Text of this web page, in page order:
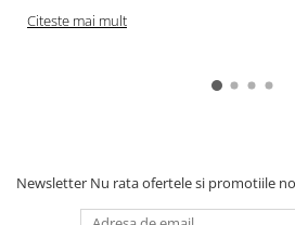
Citeste mai mult
Newsletter Nu rata ofertele si promotiile